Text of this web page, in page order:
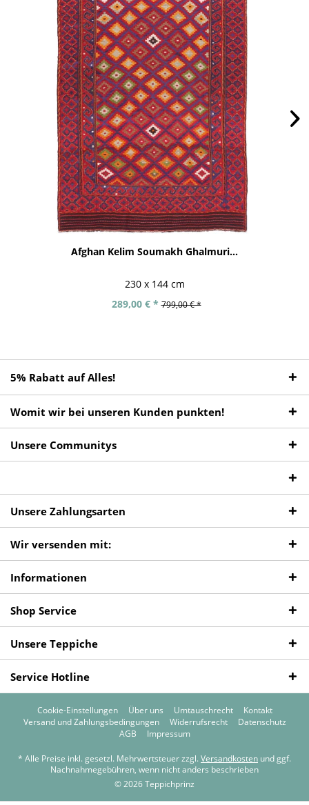
Afghan Kelim Soumakh Ghalmuri...
230 x 144 cm
289,00 € * 799,00 € *
5% Rabatt auf Alles!
Womit wir bei unseren Kunden punkten!
Unsere Communitys
Unsere Zahlungsarten
Wir versenden mit:
Informationen
Shop Service
Unsere Teppiche
Service Hotline
Cookie-Einstellungen Über uns Umtauschrecht
Kontakt
Versand und Zahlungsbedingungen
Widerrufsrecht
Datenschutz
AGB
Impressum
* Alle Preise inkl. gesetzl. Mehrwertsteuer zzgl. Versandkosten und ggf.
Nachnahmegebühren, wenn nicht anders beschrieben
© 2026 Teppichprinz